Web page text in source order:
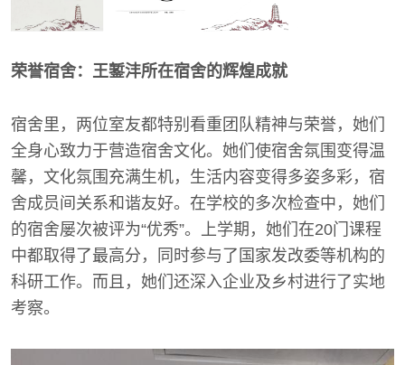
荣誉宿舍：王錾沣所在宿舍的辉煌成就
宿舍里，两位室友都特别看重团队精神与荣誉，她们
全身心致力于营造宿舍文化。她们使宿舍氛围变得温
馨，文化氛围充满生机，生活内容变得多姿多彩，宿
舍成员间关系和谐友好。在学校的多次检查中，她们
的宿舍屡次被评为“优秀”。上学期，她们在20门课程
中都取得了最高分，同时参与了国家发改委等机构的
科研工作。而且，她们还深入企业及乡村进行了实地
考察。